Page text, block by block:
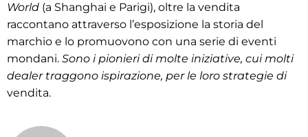
World (a Shanghai e Parigi), oltre la vendita
raccontano attraverso l’esposizione la storia del
marchio e lo promuovono con una serie di eventi
mondani. Sono i pionieri di molte iniziative, cui molti
dealer traggono ispirazione, per le loro strategie di
vendita.